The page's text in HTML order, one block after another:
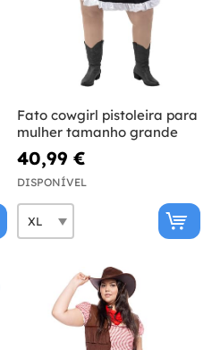
Fato cowgirl pistoleira para
mulher tamanho grande
40,99 €
DISPONÍVEL